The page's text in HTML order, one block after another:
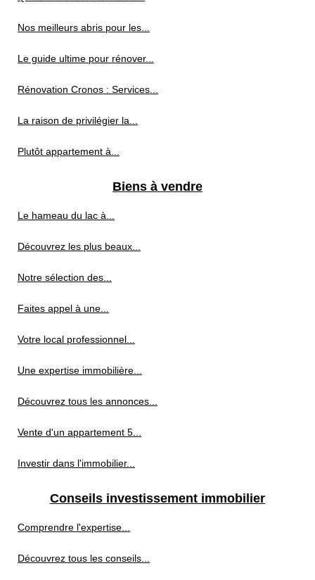
Nos meilleurs abris pour les...
Le guide ultime pour rénover...
Rénovation Cronos : Services...
La raison de privilégier la...
Plutôt appartement à...
Biens à vendre
Le hameau du lac à...
Découvrez les plus beaux...
Notre sélection des...
Faites appel à une...
Votre local professionnel...
Une expertise immobilière...
Découvrez tous les annonces...
Vente d'un appartement 5...
Investir dans l'immobilier...
Conseils investissement immobilier
Comprendre l'expertise...
Découvrez tous les conseils...